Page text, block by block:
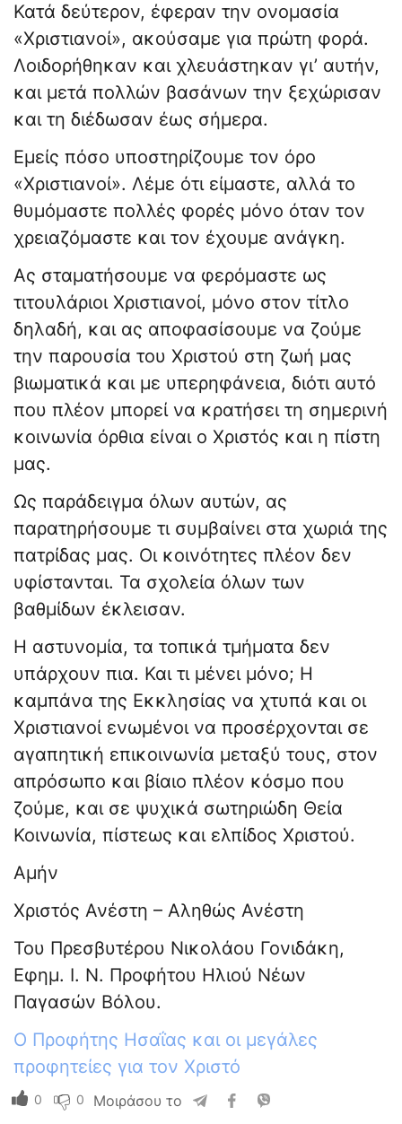
Κατά δεύτερον, έφεραν την ονομασία
«Χριστιανοί», ακούσαμε για πρώτη φορά.
Λοιδορήθηκαν και χλευάστηκαν γι’ αυτήν,
και μετά πολλών βασάνων την ξεχώρισαν
και τη διέδωσαν έως σήμερα.
Εμείς πόσο υποστηρίζουμε τον όρο
«Χριστιανοί». Λέμε ότι είμαστε, αλλά το
θυμόμαστε πολλές φορές μόνο όταν τον
χρειαζόμαστε και τον έχουμε ανάγκη.
Ας σταματήσουμε να φερόμαστε ως
τιτουλάριοι Χριστιανοί, μόνο στον τίτλο
δηλαδή, και ας αποφασίσουμε να ζούμε
την παρουσία του Χριστού στη ζωή μας
βιωματικά και με υπερηφάνεια, διότι αυτό
που πλέον μπορεί να κρατήσει τη σημερινή
κοινωνία όρθια είναι ο Χριστός και η πίστη
μας.
Ως παράδειγμα όλων αυτών, ας
παρατηρήσουμε τι συμβαίνει στα χωριά της
πατρίδας μας. Οι κοινότητες πλέον δεν
υφίστανται. Τα σχολεία όλων των
βαθμίδων έκλεισαν.
Η αστυνομία, τα τοπικά τμήματα δεν
υπάρχουν πια. Και τι μένει μόνο; Η
καμπάνα της Εκκλησίας να χτυπά και οι
Χριστιανοί ενωμένοι να προσέρχονται σε
αγαπητική επικοινωνία μεταξύ τους, στον
απρόσωπο και βίαιο πλέον κόσμο που
ζούμε, και σε ψυχικά σωτηριώδη Θεία
Κοινωνία, πίστεως και ελπίδος Χριστού.
Αμήν
Χριστός Ανέστη – Αληθώς Ανέστη
Του Πρεσβυτέρου Νικολάου Γονιδάκη,
Εφημ. Ι. Ν. Προφήτου Ηλιού Νέων
Παγασών Βόλου.
Ο Προφήτης Ησαΐας και οι μεγάλες
προφητείες για τον Χριστό
0 0 Μοιράσου το